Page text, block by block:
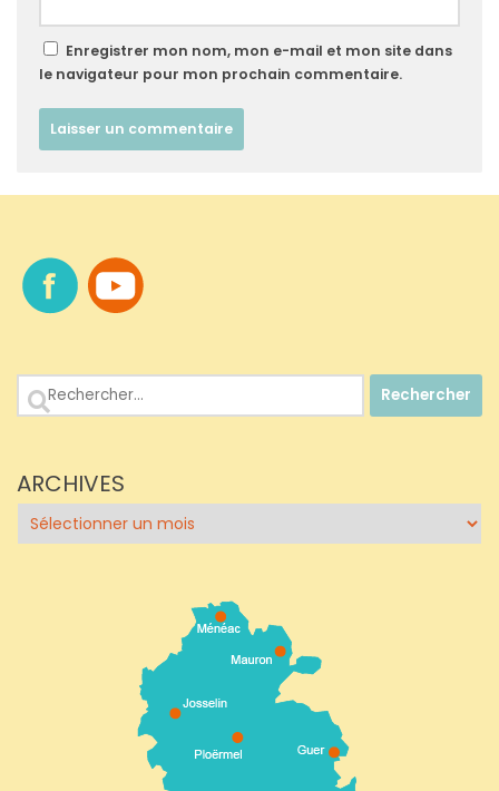
Enregistrer mon nom, mon e-mail et mon site dans
le navigateur pour mon prochain commentaire.
Rechercher :
ARCHIVES
Archives